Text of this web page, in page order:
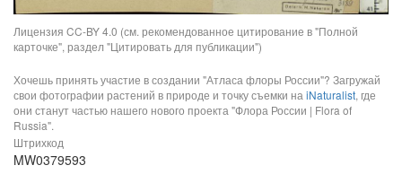
Лицензия CC-BY 4.0 (см. рекомендованное цитирование в "Полной
карточке", раздел "Цитировать для публикации")
Хочешь принять участие в создании "Атласа флоры России"? Загружай
свои фотографии растений в природе и точку съемки на iNaturalist, где
они станут частью нашего нового проекта "Флора России | Flora of
Russia".
Штрихкод
MW0379593